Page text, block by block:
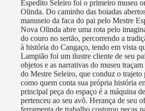
Espedito Seleiro foi o primeiro museu
Olinda. Do caminho das boiadas
manuseio da faca do pai pelo Mestre
Nova Olinda abre uma rota pelo
do couro no sertão, percorrendo a
à história do Cangaço, tendo em vista
Lampião foi um ilustre cliente de seu
objetos e as narrativas do museu
do Mestre Seleiro, que conduz o trajeto
como quem conta sua própria história
principal peça do espaço é a máquina
pertenceu ao seu avô. Herança de seu
ferramenta de trabalho costurou peças